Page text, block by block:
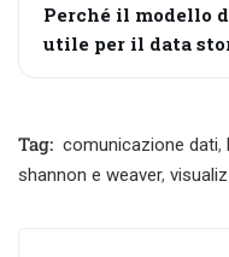
Perché il modello
utile per il data
Tag: comunicazione dati,
shannon e weaver,